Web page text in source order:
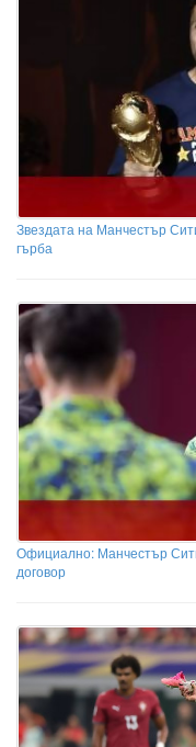
Звездата на Манчестър
гърба
Официално: Манчестър
договор